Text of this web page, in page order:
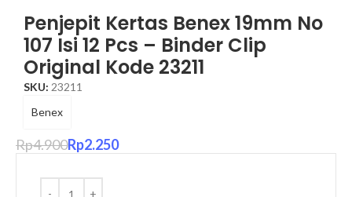
Penjepit Kertas Benex 19mm No
107 Isi 12 Pcs – Binder Clip
Original Kode 23211
SKU: 23211
Benex
Rp4.900Rp2.250